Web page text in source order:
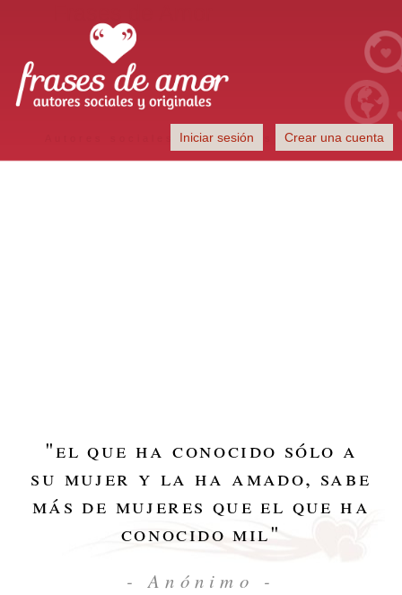
Autores sociales y originales
Iniciar sesión Crear una cuenta
"el que ha conocido sólo a
su mujer y la ha amado, sabe
más de mujeres que el que ha
conocido mil"
- Anónimo -